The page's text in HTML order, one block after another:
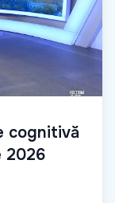
cognitivă
2026